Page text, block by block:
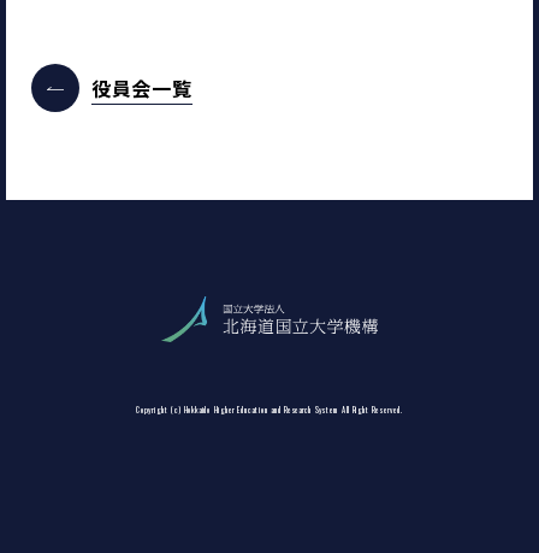
役員会一覧
Copyright (c) Hokkaido Higher Education and Research System All Right Reserved.